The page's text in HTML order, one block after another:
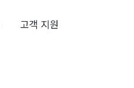
고객 지원